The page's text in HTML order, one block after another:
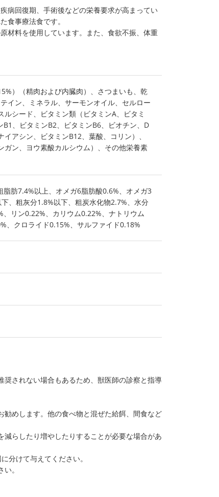
病回復期、手術後などの栄養要求が高まってい
食事療法食です。
材料を使用しています。また、食欲不振、体重
）（精肉および内臓肉）、さつまいも、乾
イン、ミネラル、サーモンオイル、セルロー
ルシード、ビタミン類（ビタミンA、ビタミ
B1、ビタミンB2、ビタミンB6、ビオチン、D
アシン、ビタミンB12、葉酸、コリン）、
ガン、ヨウ素酸カルシウム）、その他栄養素
肪7.4%以上、オメガ6脂肪酸0.6%、オメガ3
、粗灰分1.8%以下、粗炭水化物2.7%、水分
リン0.22%、カリウム0.22%、ナトリウム
、クロライド0.15%、サルファイド0.18%
されない場合もあるため、獣医師の診察と指導
めします。他の食べ物と混ぜた給餌、間食など
らしたり増やしたりすることが必要な場合があ
分けて与えてください。
。